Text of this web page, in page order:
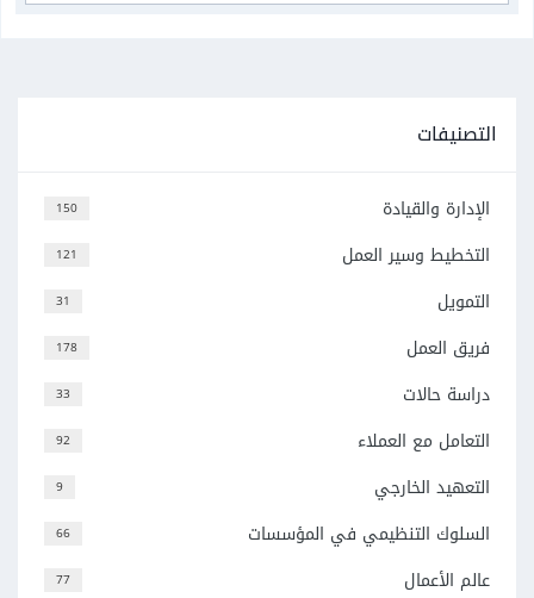
التصنيفات
150 الإدارة والقيادة
121 التخطيط وسير العمل
31 التمويل
178 فريق العمل
33 دراسة حالات
92 التعامل مع العملاء
9 التعهيد الخارجي
66 السلوك التنظيمي في المؤسسات
77 عالم الأعمال